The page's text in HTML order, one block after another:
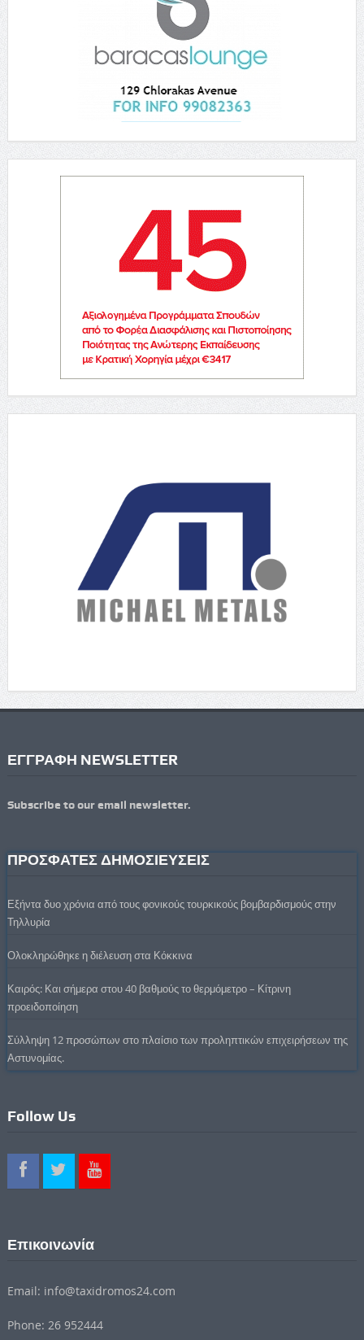
ΕΓΓΡΑΦΗ NEWSLETTER
Subscribe to our email newsletter.
ΠΡΟΣΦΑΤΕΣ ΔΗΜΟΣΙΕΥΣΕΙΣ
Εξήντα δυο χρόνια από τους φονικούς τουρκικούς βομβαρδισμούς στην
Τηλλυρία
Ολοκληρώθηκε η διέλευση στα Κόκκινα
Καιρός: Και σήμερα στου 40 βαθμούς το θερμόμετρο – Κίτρινη
προειδοποίηση
Σύλληψη 12 προσώπων στο πλαίσιο των προληπτικών επιχειρήσεων της
Αστυνομίας.
Follow Us
Επικοινωνία
Email: info@taxidromos24.com
Phone: 26 952444